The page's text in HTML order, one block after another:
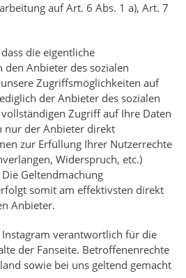
auf Art. 6 Abs. 1 a), Art. 7
die eigentliche
Anbieter des sozialen
Zugriffsmöglichkeiten auf
der Anbieter des sozialen
Zugriff auf Ihre Daten
nur der Anbieter direkt
zur Erfüllung Ihrer Nutzerrechte
Widerspruch, etc.)
Geltendmachung
somit am effektivsten direkt
Anbieter.
verantwortlich für die
der Fanseite. Betroffenenrechte
sowie bei uns geltend gemacht